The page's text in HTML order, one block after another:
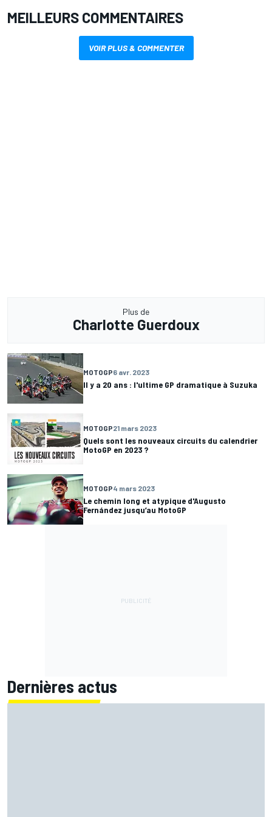
MEILLEURS COMMENTAIRES
VOIR PLUS & COMMENTER
Plus de
Charlotte Guerdoux
MOTOGP6 avr. 2023
Il y a 20 ans : l'ultime GP dramatique à Suzuka
MOTOGP21 mars 2023
Quels sont les nouveaux circuits du calendrier
MotoGP en 2023 ?
MOTOGP4 mars 2023
Le chemin long et atypique d'Augusto
Fernández jusqu’au MotoGP
Dernières actus